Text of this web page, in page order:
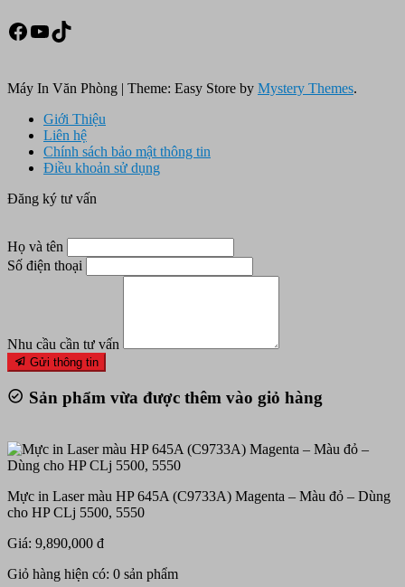
Facebook
Youtube
TikTok
Máy In Văn Phòng | Theme: Easy Store by Mystery Themes.
Giới Thiệu
Liên hệ
Chính sách bảo mật thông tin
Điều khoản sử dụng
Đăng ký tư vấn
Họ và tên
Số điện thoại
Nhu cầu cần tư vấn
Gửi thông tin
Sản phẩm vừa được thêm vào giỏ hàng
Mực in Laser màu HP 645A (C9733A) Magenta – Màu đỏ – Dùng
cho HP CLj 5500, 5550
Giá: 9,890,000 đ
Giỏ hàng hiện có: 0 sản phẩm